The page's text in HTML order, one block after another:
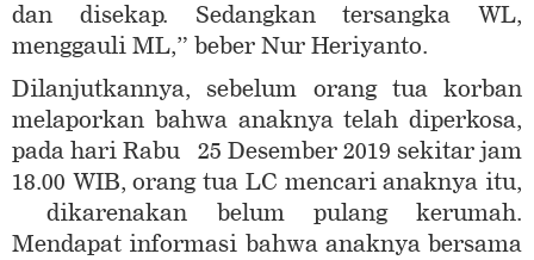
dan disekap. Sedangkan tersangka WL,
menggauli ML,” beber Nur Heriyanto.
Dilanjutkannya, sebelum orang tua korban
melaporkan bahwa anaknya telah diperkosa,
pada hari Rabu 25 Desember 2019 sekitar jam
18.00 WIB, orang tua LC mencari anaknya itu,
dikarenakan belum pulang kerumah.
Mendapat informasi bahwa anaknya bersama